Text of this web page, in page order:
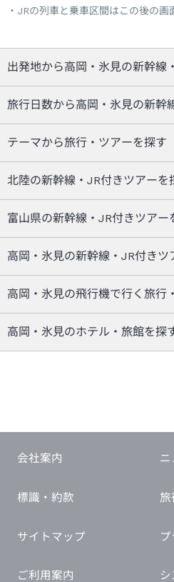
JRの列車と乗車区間はこの後の画
出発地から高岡・氷見の新幹線
旅行日数から高岡・氷見の新幹
テーマから旅行・ツアーを探す
北陸の新幹線・JR付きツアーを
富山県の新幹線・JR付きツアー
高岡・氷見の新幹線・JR付きツ
高岡・氷見の飛行機で行く旅行
高岡・氷見のホテル・旅館を探
会社案内 ニ
標識・約款 旅
サイトマップ
ご利用案内